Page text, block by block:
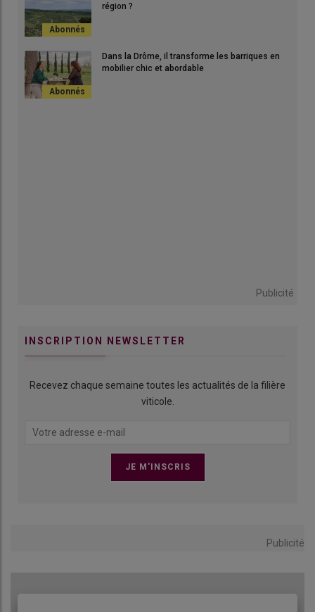
région ?
Dans la Drôme, il transforme les barriques en
mobilier chic et abordable
Publicité
INSCRIPTION NEWSLETTER
Recevez chaque semaine toutes les actualités de la filière
viticole.
Publicité